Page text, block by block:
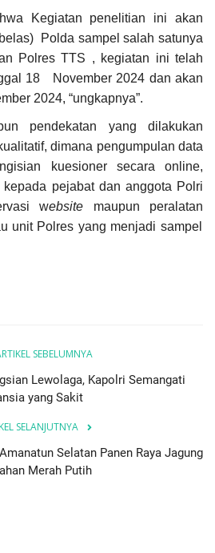
Kegiatan penelitian ini akan
Polda sampel salah satunya
Polres TTS , kegiatan ini telah
18 November 2024 dan akan
2024, “ungkapnya”.
pendekatan yang dilakukan
dimana pengumpulan data
kuesioner secara online,
pejabat dan anggota Polri
website maupun peralatan
unitPolres yang menjadi sampel
SEBELUMNYA
Lewolaga, Kapolri Semangati
yang Sakit
SELANJUTNYA
Selatan Panen Raya Jagung
Merah Putih